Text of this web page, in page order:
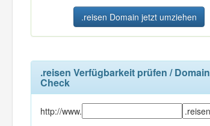
.reisen Domain jetzt umziehen
.reisen Verfügbarkeit prüfen / Domain
Check
http://www.